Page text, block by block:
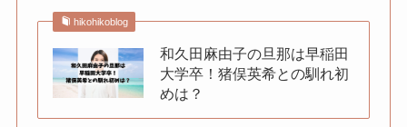
hikohikoblog
和久田麻由子の旦那は早稲田
大学卒！猪俣英希との馴れ初
めは？